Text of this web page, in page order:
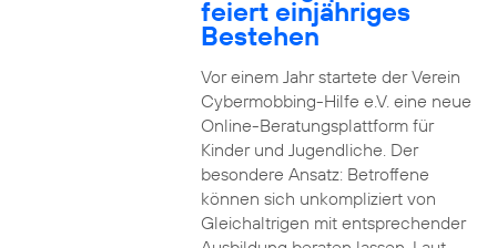
feiert einjähriges
Bestehen
Vor einem Jahr startete der Verein
Cybermobbing-Hilfe e.V. eine neue
Online-Beratungsplattform für
Kinder und Jugendliche. Der
besondere Ansatz: Betroffene
können sich unkompliziert von
Gleichaltrigen mit entsprechender